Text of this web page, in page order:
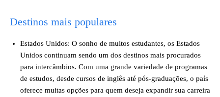
Destinos mais populares
Estados Unidos: O sonho de muitos estudantes, os Estados
Unidos continuam sendo um dos destinos mais procurados
para intercâmbios. Com uma grande variedade de programas
de estudos, desde cursos de inglês até pós-graduações, o país
oferece muitas opções para quem deseja expandir sua carreira